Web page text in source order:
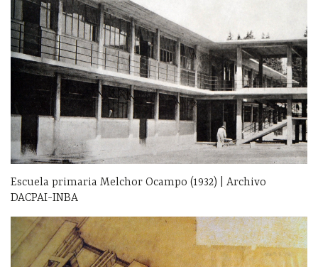
Escuela primaria Melchor Ocampo (1932) | Archivo
DACPAI-INBA